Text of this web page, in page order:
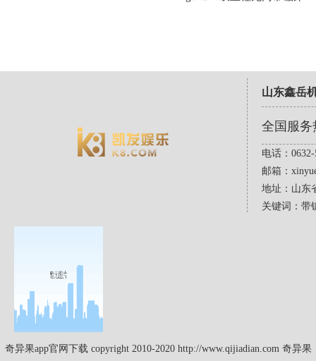
山东鑫岳
全国服务
电话：0632-
邮箱：
地址：山东
关键词：带
奇异果app官网下载 copyright 2010-2020 http://www.qijiadian.com 奇异果